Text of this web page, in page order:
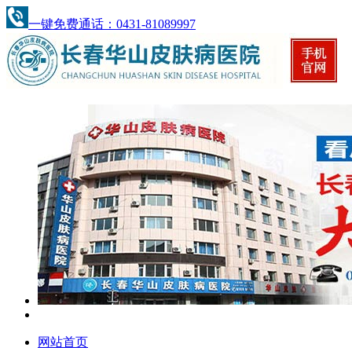
一键免费通话：0431-81089997
网站首页